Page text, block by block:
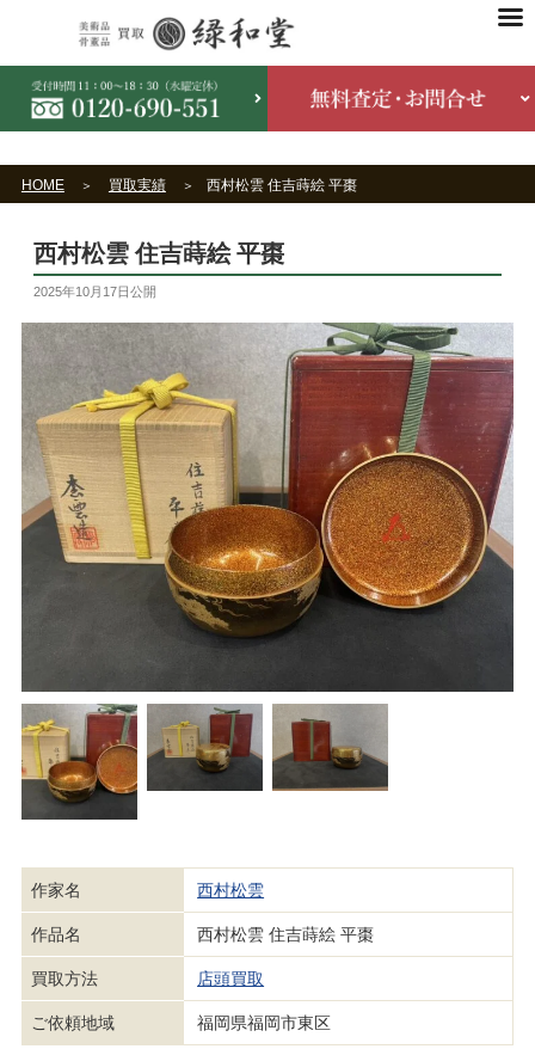
HOME 買取実績 西村松雲 住吉蒔絵 平棗
西村松雲 住吉蒔絵 平棗
2025年10月17日公開
作家名 西村松雲
作品名 西村松雲 住吉蒔絵 平棗
買取方法 店頭買取
ご依頼地域 福岡県福岡市東区